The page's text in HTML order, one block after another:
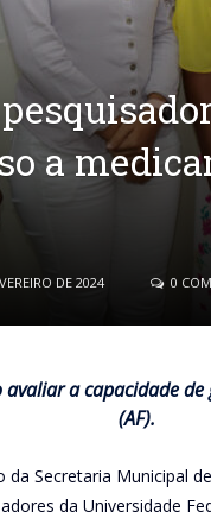
a
DE 2024 0
a capacidade de
(AF).
Secretaria Municipal
da Universidade